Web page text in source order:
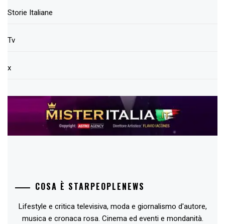
Storie Italiane
Tv
x
COSA È STARPEOPLENEWS
Lifestyle e critica televisiva, moda e giornalismo d'autore,
musica e cronaca rosa. Cinema ed eventi e mondanità.